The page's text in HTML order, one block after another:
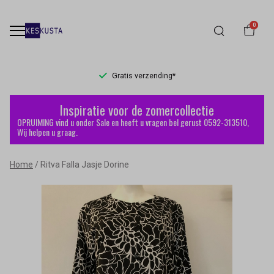
0
Gratis verzending*
Ritva
Falla
Jasje
Dorine
Keskusta
Inspiratie voor de zomercollectie
OPRUIMING vind u onder Sale en heeft u vragen bel gerust 0592-313510,
Wij helpen u graag.
Home Ritva Falla Jasje Dorine